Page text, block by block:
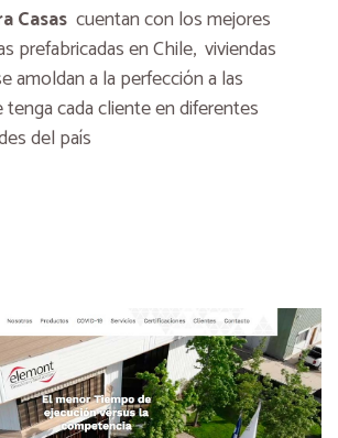
Casas cuentan con los mejores
prefabricadas en Chile, viviendas
amoldan a la perfección a las
cada cliente en diferentes
del país